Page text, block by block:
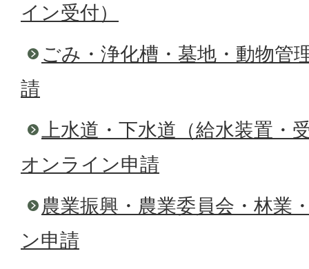
イン受付）
ごみ・浄化槽・墓地・動物管
請
上水道・下水道（給水装置・
オンライン申請
農業振興・農業委員会・林業
ン申請